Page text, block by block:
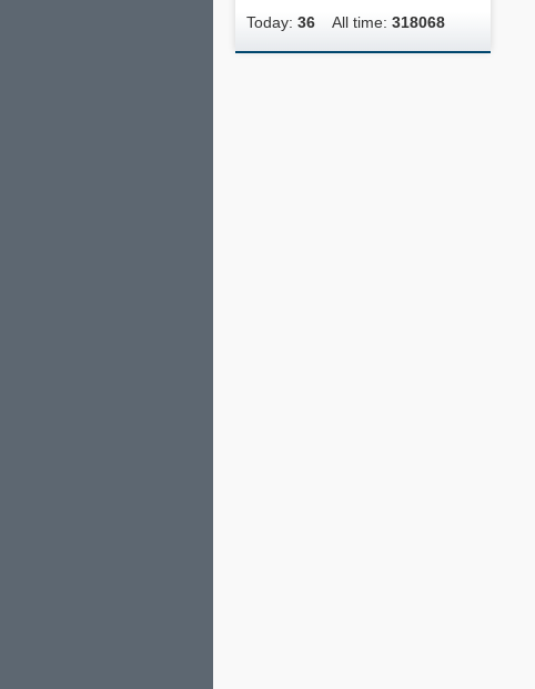
Today: 36 All time: 318068